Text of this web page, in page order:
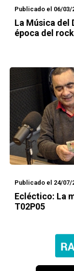
Publicado el 06/03/
La Música del
época del
Publicado el 24/07/
Ecléctico: La
T02P05